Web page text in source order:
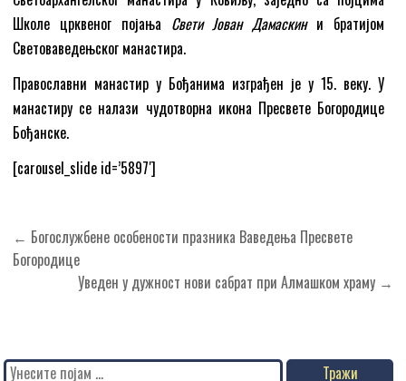
Школе црквеног појања Свети Јован Дамаскини братијом
Световаведењског манастира.
Православни манастир у Бођанима изграђен је у 15. веку. У
манастиру се налази чудотворна икона Пресвете Богородице
Бођанске.
[carousel_slide id=’5897′]
Кретање
чланка
← Богослужбене особености празника Ваведења Пресвете
Богородице
Уведен у дужност нови сабрат при Алмашком храму →
Search